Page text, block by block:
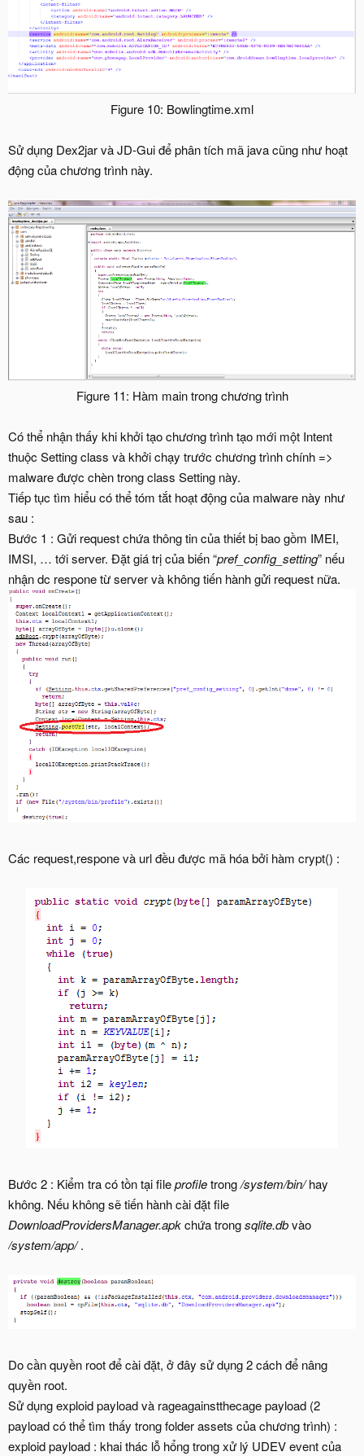
Figure 10: Bowlingtime.xml​
Sử dụng Dex2jar và JD-Gui để phân tích mã java cũng như hoạt
động của chương trình này.
Figure 11: Hàm main trong chương trình
Có thể nhận thấy khi khởi tạo chương trình tạo mới một Intent
thuộc Setting class và khởi chạy trước chương trình chính =>
malware được chèn trong class Setting này.
Tiếp tục tìm hiểu có thể tóm tắt hoạt động của malware này như
sau :
Bước 1 : Gửi request chứa thông tin của thiết bị bao gồm IMEI,
IMSI, … tới server. Đặt giá trị của biến “pref_config_setting” nếu
nhận dc respone từ server và không tiến hành gửi request nữa.
Các request,respone và url đều được mã hóa bởi hàm crypt() :
Bước 2 : Kiểm tra có tồn tại fileprofiletrong/system/bin/hay
không. Nếu không sẽ tiến hành cài đặt file
DownloadProvidersManager.apkchứa trongsqlite.dbvào
/system/app/.
Do cần quyền root để cài đặt, ở đây sử dụng 2 cách để nâng
quyền root.
Sử dụng exploid payload và rageagainstthecage payload (2
payload có thể tìm thấy trong folder assets của chương trình) :
exploid payload : khai thác lỗ hổng trong xử lý UDEV event của